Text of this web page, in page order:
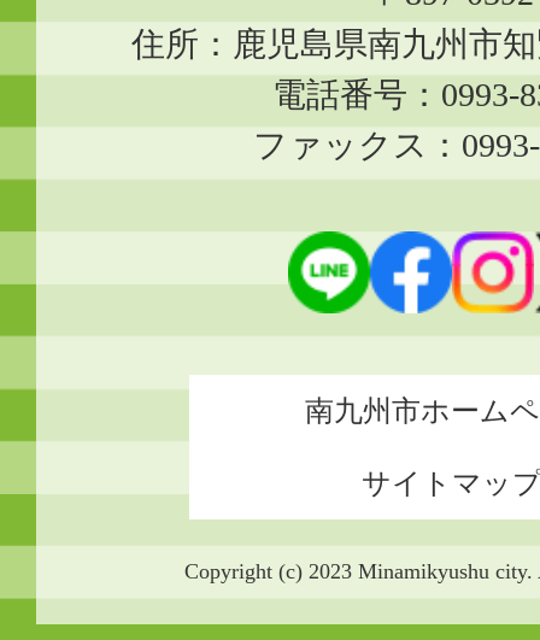
住所：鹿児島県南九州市
電話番号：0993-
ファックス：
南九州市ホーム
サイトマッ
Copyright (c) 2023 Minamikyushu city.